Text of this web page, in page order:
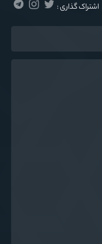
اشتراک گذاری :